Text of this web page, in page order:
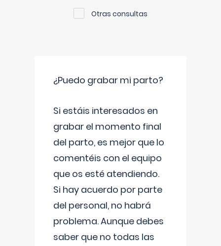
Otras consultas
¿Puedo grabar mi parto?
Si estáis interesados en
grabar el momento final
del parto, es mejor que lo
comentéis con el equipo
que os esté atendiendo.
Si hay acuerdo por parte
del personal, no habrá
problema. Aunque debes
saber que no todas las